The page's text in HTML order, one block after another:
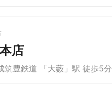
店
筑豊鉄道 「大藪」駅 徒歩5分